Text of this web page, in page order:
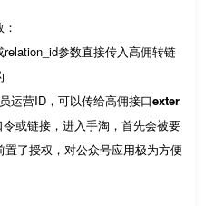
参数直接传入高佣转链
运营ID，可以传给高佣接口exter
或链接，进入手淘，首先会被要
了授权，对公众号应用极为方便